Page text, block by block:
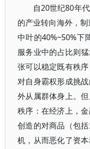
自20世纪80年
的产业转向海外，
中叶的40%~50%下
服务业中的占比则
张可以稳定既有秩
对自身霸权形成挑
外从属群体身上。
秩序：在经济上，
创造的对商品（包
机，从而恶化了资